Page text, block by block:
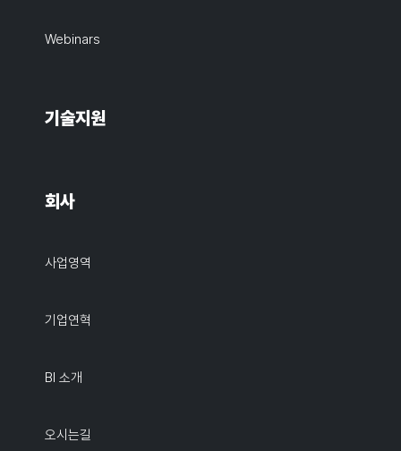
Webinars
기술지원
회사
사업영역
기업연혁
BI 소개
오시는길